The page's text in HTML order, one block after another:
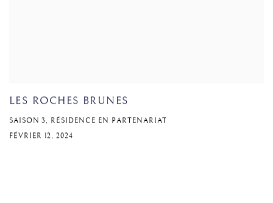
LES ROCHES BRUNES
SAISON 3, RÉSIDENCE EN PARTENARIAT
FÉVRIER 12, 2024